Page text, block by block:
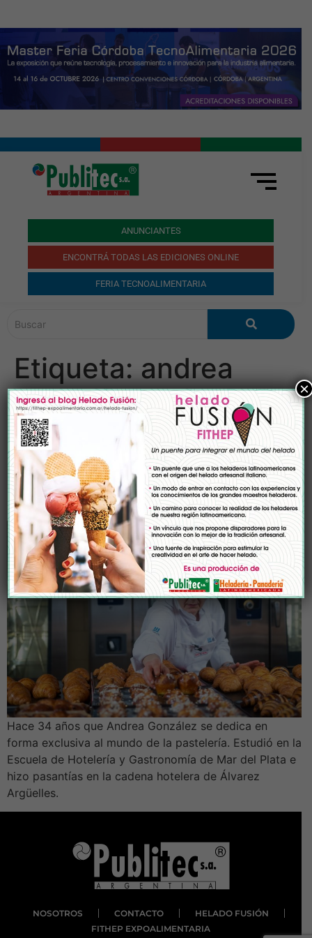
ANUNCIANTES
ENCONTRÁ TODAS LAS EDICIONES ONLINE
FERIA TECNOALIMENTARIA
Etiqueta: andrea
gonzalez
Andrea González “Estamos
obligados a amigarnos y
disfrutar la tecnología”
Hace 34 años que Andrea González se dedica en
forma exclusiva al mundo de la pastelería. Estudió en la
Escuela de Hotelería y Gastronomía de Mar del Plata e
hizo pasantías en la cadena hotelera de Álvarez
Argüelles.
NOSOTROS CONTACTO
HELADO FUSIÓN
FITHEP EXPOALIMENTARIA
×